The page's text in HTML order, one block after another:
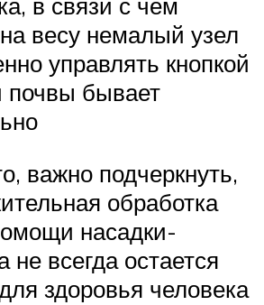
весу немалый узел
управлять кнопкой
почвы бывает
важно подчеркнуть,
обработка
насадки-
не всегда остается
здоровья человека